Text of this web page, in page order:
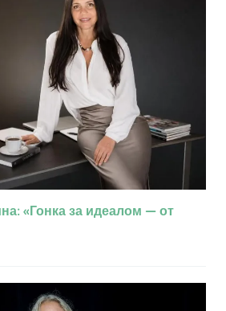
«Гонка за идеалом — от